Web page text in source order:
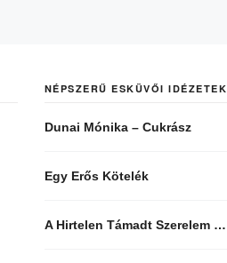
NÉPSZERŰ ESKÜVŐI IDÉZETEK
Dunai Mónika – Cukrász
Egy Erős Kötelék
A Hirtelen Támadt Szerelem …